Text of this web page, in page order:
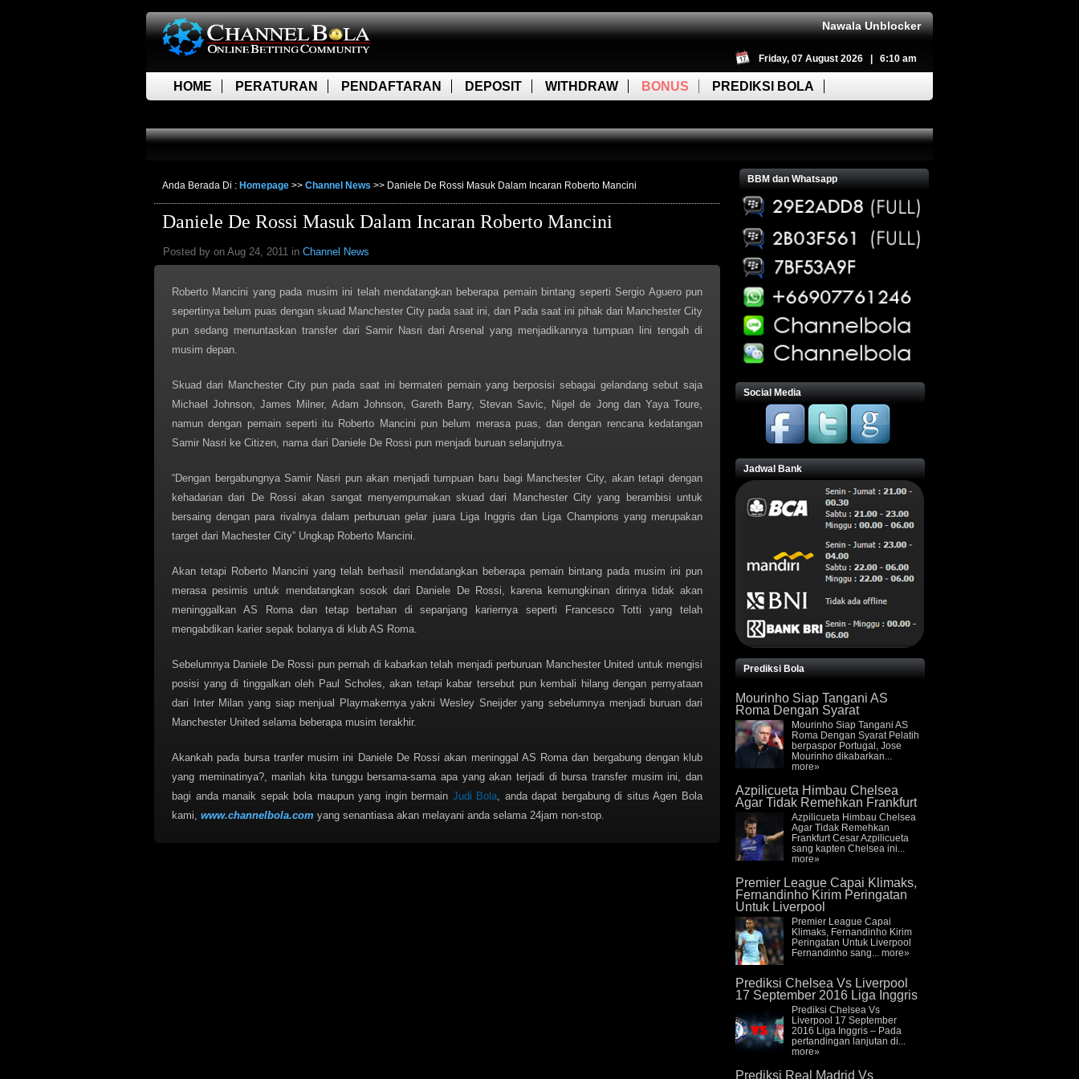
Nawala Unblocker
Friday, 07 August 2026 | 6:10 am
HOME PERATURAN PENDAFTARAN DEPOSIT WITHDRAW BONUS PREDIKSI BOLA
Anda Berada Di : Homepage >> Channel News >> Daniele De Rossi Masuk Dalam Incaran Roberto Mancini
Daniele De Rossi Masuk Dalam Incaran Roberto Mancini
Posted by on Aug 24, 2011 in Channel News
Roberto Mancini yang pada musim ini telah mendatangkan beberapa pemain bintang seperti Sergio Aguero pun
sepertinya belum puas dengan skuad Manchester City pada saat ini, dan Pada saat ini pihak dari Manchester City
pun sedang menuntaskan transfer dari Samir Nasri dari Arsenal yang menjadikannya tumpuan lini tengah di
musim depan.
Skuad dari Manchester City pun pada saat ini bermateri pemain yang berposisi sebagai gelandang sebut saja
Michael Johnson, James Milner, Adam Johnson, Gareth Barry, Stevan Savic, Nigel de Jong dan Yaya Toure,
namun dengan pemain seperti itu Roberto Mancini pun belum merasa puas, dan dengan rencana kedatangan
Samir Nasri ke Citizen, nama dari Daniele De Rossi pun menjadi buruan selanjutnya.
“Dengan bergabungnya Samir Nasri pun akan menjadi tumpuan baru bagi Manchester City, akan tetapi dengan
kehadarian dari De Rossi akan sangat menyempurnakan skuad dari Manchester City yang berambisi untuk
bersaing dengan para rivalnya dalam perburuan gelar juara Liga Inggris dan Liga Champions yang merupakan
target dari Machester City” Ungkap Roberto Mancini.
Akan tetapi Roberto Mancini yang telah berhasil mendatangkan beberapa pemain bintang pada musim ini pun
merasa pesimis untuk mendatangkan sosok dari Daniele De Rossi, karena kemungkinan dirinya tidak akan
meninggalkan AS Roma dan tetap bertahan di sepanjang kariernya seperti Francesco Totti yang telah
mengabdikan karier sepak bolanya di klub AS Roma.
Sebelumnya Daniele De Rossi pun pernah di kabarkan telah menjadi perburuan Manchester United untuk mengisi
posisi yang di tinggalkan oleh Paul Scholes, akan tetapi kabar tersebut pun kembali hilang dengan pernyataan
dari Inter Milan yang siap menjual Playmakernya yakni Wesley Sneijder yang sebelumnya menjadi buruan dari
Manchester United selama beberapa musim terakhir.
Akankah pada bursa tranfer musim ini Daniele De Rossi akan meninggal AS Roma dan bergabung dengan klub
yang meminatinya?, marilah kita tunggu bersama-sama apa yang akan terjadi di bursa transfer musim ini, dan
bagi anda manaik sepak bola maupun yang ingin bermain Judi Bola, anda dapat bergabung di situs Agen Bola
kami, www.channelbola.com yang senantiasa akan melayani anda selama 24jam non-stop.
BBM dan Whatsapp
Social Media
Jadwal Bank
Prediksi Bola
Mourinho Siap Tangani AS
Roma Dengan Syarat
Mourinho Siap Tangani AS
Roma Dengan Syarat Pelatih
berpaspor Portugal, Jose
Mourinho dikabarkan...
more»
Azpilicueta Himbau Chelsea
Agar Tidak Remehkan Frankfurt
Azpilicueta Himbau Chelsea
Agar Tidak Remehkan
Frankfurt Cesar Azpilicueta
sang kapten Chelsea ini...
more»
Premier League Capai Klimaks,
Fernandinho Kirim Peringatan
Untuk Liverpool
Premier League Capai
Klimaks, Fernandinho Kirim
Peringatan Untuk Liverpool
Fernandinho sang... more»
Prediksi Chelsea Vs Liverpool
17 September 2016 Liga Inggris
Prediksi Chelsea Vs
Liverpool 17 September
2016 Liga Inggris – Pada
pertandingan lanjutan di...
more»
Prediksi Real Madrid Vs